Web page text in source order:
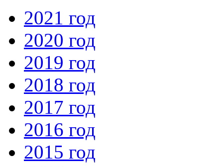
2021 год
2020 год
2019 год
2018 год
2017 год
2016 год
2015 год